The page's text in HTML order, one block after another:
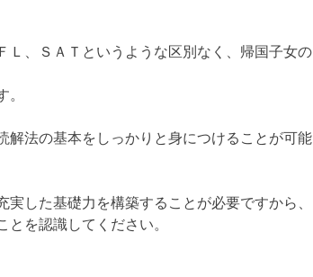
Ｌ、ＳＡＴというような区別なく、帰国子女の
。
解法の基本をしっかりと身につけることが可能
実した基礎力を構築することが必要ですから、
とを認識してください。